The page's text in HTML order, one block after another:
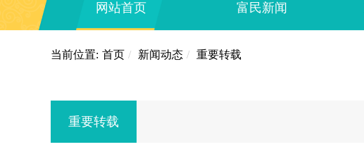
网站首页 富民新闻
当前位置: 首页 / 新闻动态 / 重要转载
重要转载